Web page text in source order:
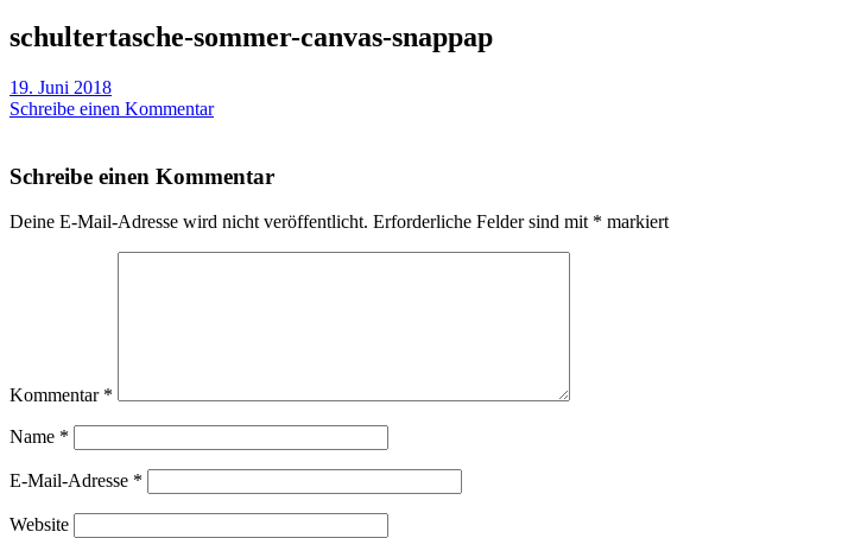
schultertasche-sommer-canvas-snappap
19. Juni 2018
Schreibe einen Kommentar
Schreibe einen Kommentar
Deine E-Mail-Adresse wird nicht veröffentlicht. Erforderliche Felder sind mit * markiert
Kommentar *
Name *
E-Mail-Adresse *
Website